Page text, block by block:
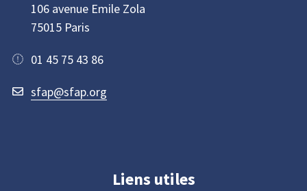
106 avenue Emile Zola
75015 Paris
01 45 75 43 86
sfap@sfap.org
Liens utiles